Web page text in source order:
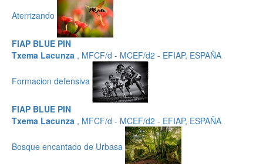
Aterrizando
FIAP BLUE PIN
Txema Lacunza , MFCF/d - MCEF/d2 - EFIAP, ESPAÑA
Formacion defensiva
FIAP BLUE PIN
Txema Lacunza , MFCF/d - MCEF/d2 - EFIAP, ESPAÑA
Bosque encantado de Urbasa